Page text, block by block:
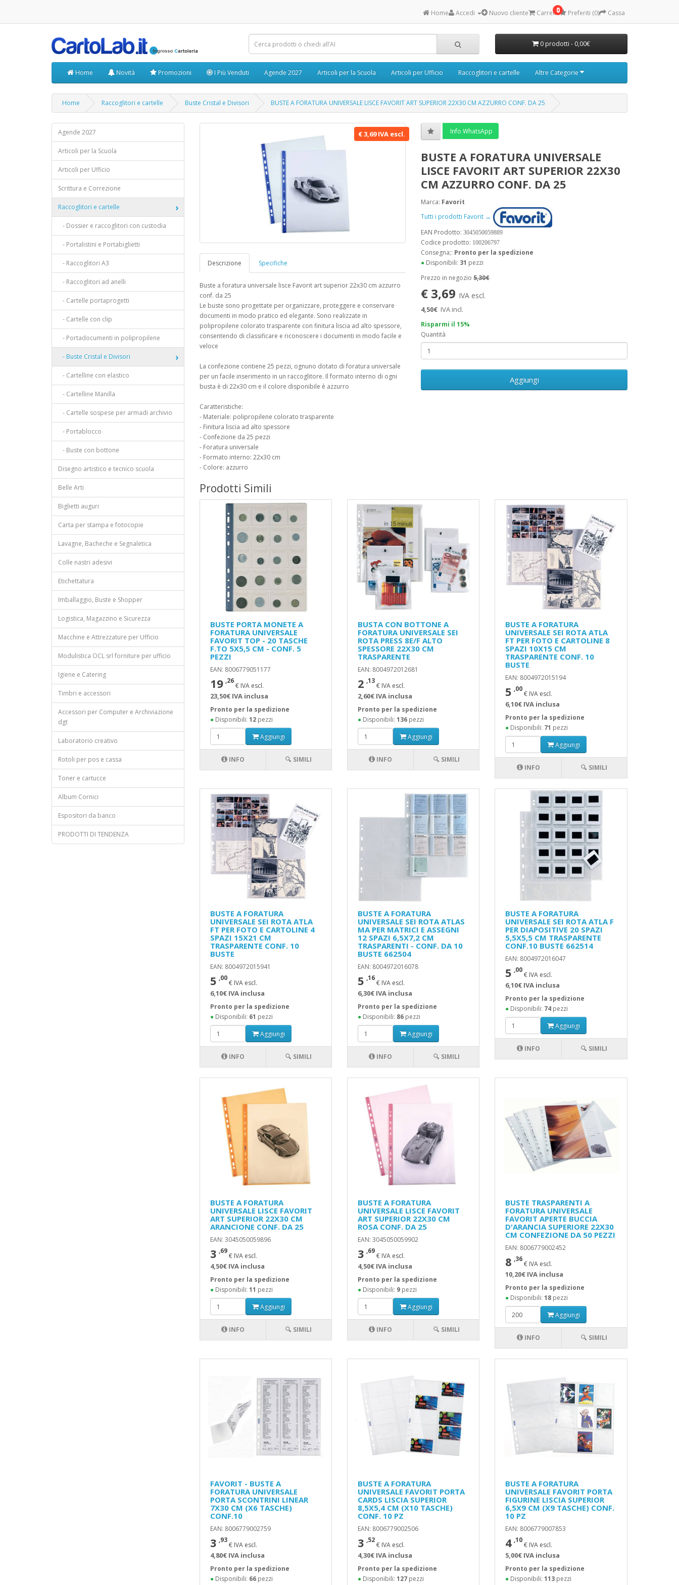
Home Accedi Nuovo cliente 0
Carrello Preferiti (0) Cassa
0 prodotti - 0,00€
Home Novità Promozioni I Più Venduti Agende 2027 Articoli per la Scuola Articoli per Ufficio Raccoglitori e cartelle Altre Categorie
Home Raccoglitori e cartelle Buste Cristal e Divisori BUSTE A FORATURA UNIVERSALE LISCE FAVORIT ART SUPERIOR 22X30 CM AZZURRO CONF. DA 25
Agende 2027
Articoli per la Scuola
Articoli per Ufficio
Scrittura e Correzione
Raccoglitori e cartelle
- Dossier e raccoglitori con custodia
- Portalistini e Portabiglietti
- Raccoglitori A3
- Raccoglitori ad anelli
- Cartelle portaprogetti
- Cartelle con clip
- Portadocumenti in polipropilene
- Buste Cristal e Divisori
- Cartelline con elastico
- Cartelline Manilla
- Cartelle sospese per armadi archivio
- Portablocco
- Buste con bottone
Disegno artistico e tecnico scuola
Belle Arti
Biglietti auguri
Carta per stampa e fotocopie
Lavagne, Bacheche e Segnaletica
Colle nastri adesivi
Etichettatura
Imballaggio, Buste e Shopper
Logistica, Magazzino e Sicurezza
Macchine e Attrezzature per Ufficio
Modulistica OCL srl forniture per ufficio
Igiene e Catering
Timbri e accessori
Accessori per Computer e Archiviazione
dgt
Laboratorio creativo
Rotoli per pos e cassa
Toner e cartucce
Album Cornici
Espositori da banco
PRODOTTI DI TENDENZA
€ 3,69 IVA escl.
Descrizione Specifiche
Buste a foratura universale lisce Favorit art superior 22x30 cm azzurro
conf. da 25
Le buste sono progettate per organizzare, proteggere e conservare
documenti in modo pratico ed elegante. Sono realizzate in
polipropilene colorato trasparente con finitura liscia ad alto spessore,
consentendo di classificare e riconoscere i documenti in modo facile e
veloce
La confezione contiene 25 pezzi, ognuno dotato di foratura universale
per un facile inserimento in un raccoglitore. Il formato interno di ogni
busta è di 22x30 cm e il colore disponibile è azzurro
Caratteristiche:
- Materiale: polipropilene colorato trasparente
- Finitura liscia ad alto spessore
- Confezione da 25 pezzi
- Foratura universale
- Formato interno: 22x30 cm
- Colore: azzurro
Info WhatsApp
BUSTE A FORATURA UNIVERSALE
LISCE FAVORIT ART SUPERIOR 22X30
CM AZZURRO CONF. DA 25
Marca: Favorit
Tutti i prodotti Favorit →
EAN Prodotto:3045050059889
Codice prodotto: 100206797
Consegna;: Pronto per la spedizione
● Disponibili: 31 pezzi
Prezzo in negozio5,30€
€ 3,69 IVA escl.
4,50€ IVA incl.
Risparmi il 15%
Quantità
Aggiungi
Prodotti Simili
BUSTE PORTA MONETE A
FORATURA UNIVERSALE
FAVORIT TOP - 20 TASCHE
F.TO 5X5,5 CM - CONF. 5
PEZZI
EAN: 8006779051177
19 ,26
€ IVA escl.
23,50€ IVA inclusa
Pronto per la spedizione
●Disponibili: 12pezzi
Aggiungi
INFO 🔍 SIMILI
BUSTA CON BOTTONE A
FORATURA UNIVERSALE SEI
ROTA PRESS 8E/F ALTO
SPESSORE 22X30 CM
TRASPARENTE
EAN: 8004972012681
2 ,13
€ IVA escl.
2,60€ IVA inclusa
Pronto per la spedizione
●Disponibili: 136pezzi
Aggiungi
INFO 🔍 SIMILI
BUSTE A FORATURA
UNIVERSALE SEI ROTA ATLA
FT PER FOTO E CARTOLINE 8
SPAZI 10X15 CM
TRASPARENTE CONF. 10
BUSTE
EAN: 8004972015194
5 ,00
€ IVA escl.
6,10€ IVA inclusa
Pronto per la spedizione
● Disponibili: 71 pezzi
Aggiungi
INFO 🔍 SIMILI
BUSTE A FORATURA
UNIVERSALE SEI ROTA ATLA
FT PER FOTO E CARTOLINE 4
SPAZI 15X21 CM
TRASPARENTE CONF. 10
BUSTE
EAN: 8004972015941
5 ,00
€ IVA escl.
6,10€ IVA inclusa
Pronto per la spedizione
●Disponibili: 61 pezzi
Aggiungi
INFO 🔍 SIMILI
BUSTE A FORATURA
UNIVERSALE SEI ROTA ATLAS
MA PER MATRICI E ASSEGNI
12 SPAZI 6,5X7,2 CM
TRASPARENTI - CONF. DA 10
BUSTE 662504
EAN: 8004972016078
5 ,16
€ IVA escl.
6,30€ IVA inclusa
Pronto per la spedizione
●Disponibili: 86pezzi
Aggiungi
INFO 🔍 SIMILI
BUSTE A FORATURA
UNIVERSALE SEI ROTA ATLA F
PER DIAPOSITIVE 20 SPAZI
5,5X5,5 CM TRASPARENTE
CONF.10 BUSTE 662514
EAN: 8004972016047
5 ,00
€ IVA escl.
6,10€ IVA inclusa
Pronto per la spedizione
● Disponibili: 74 pezzi
Aggiungi
INFO 🔍 SIMILI
BUSTE A FORATURA
UNIVERSALE LISCE FAVORIT
ART SUPERIOR 22X30 CM
ARANCIONE CONF. DA 25
EAN: 3045050059896
3 ,69
€ IVA escl.
4,50€ IVA inclusa
Pronto per la spedizione
●Disponibili: 11 pezzi
Aggiungi
INFO 🔍 SIMILI
BUSTE A FORATURA
UNIVERSALE LISCE FAVORIT
ART SUPERIOR 22X30 CM
ROSA CONF. DA 25
EAN: 3045050059902
3 ,69
€ IVA escl.
4,50€ IVA inclusa
Pronto per la spedizione
●Disponibili: 9pezzi
Aggiungi
INFO 🔍 SIMILI
BUSTE TRASPARENTI A
FORATURA UNIVERSALE
FAVORIT APERTE BUCCIA
D'ARANCIA SUPERIORE 22X30
CM CONFEZIONE DA 50 PEZZI
EAN: 8006779002452
8 ,36
€ IVA escl.
10,20€ IVA inclusa
Pronto per la spedizione
● Disponibili:18 pezzi
Aggiungi
INFO 🔍 SIMILI
FAVORIT - BUSTE A
FORATURA UNIVERSALE
PORTA SCONTRINI LINEAR
7X30 CM (X6 TASCHE)
CONF.10
EAN: 8006779002759
3 ,93
€ IVA escl.
4,80€ IVA inclusa
Pronto per la spedizione
●Disponibili: 66pezzi
BUSTE A FORATURA
UNIVERSALE FAVORIT PORTA
CARDS LISCIA SUPERIOR
8,5X5,4 CM (X10 TASCHE)
CONF. 10 PZ
EAN: 8006779002506
3 ,52
€ IVA escl.
4,30€ IVA inclusa
Pronto per la spedizione
●Disponibili: 127pezzi
BUSTE A FORATURA
UNIVERSALE FAVORIT PORTA
FIGURINE LISCIA SUPERIOR
6,5X9 CM (X9 TASCHE) CONF.
10 PZ
EAN: 8006779007853
4 ,10
€ IVA escl.
5,00€ IVA inclusa
Pronto per la spedizione
● Disponibili:113 pezzi